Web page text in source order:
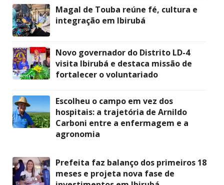
Magal de Touba reúne fé, cultura e
integração em Ibirubá
Novo governador do Distrito LD-4
visita Ibirubá e destaca missão de
fortalecer o voluntariado
Escolheu o campo em vez dos
hospitais: a trajetória de Arnildo
Carboni entre a enfermagem e a
agronomia
Prefeita faz balanço dos primeiros 18
meses e projeta nova fase de